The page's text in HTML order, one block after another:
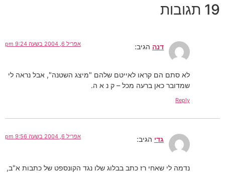
19 תגובות
דנה הגיב: אפריל 6, 2004 בשעה 9:24 pm
לא סתם הם קראו לאייטם שלהם "מיצג השטנה", אבל נראה לי
שמדובר כאן ברעה מכל – ק נ א ה.
Reply
גדי הגיב: אפריל 6, 2004 בשעה 9:56 pm
נדמה לי שאחי רז כתב בבלוג שלו נגד הקונספט של כתבות א"ב,